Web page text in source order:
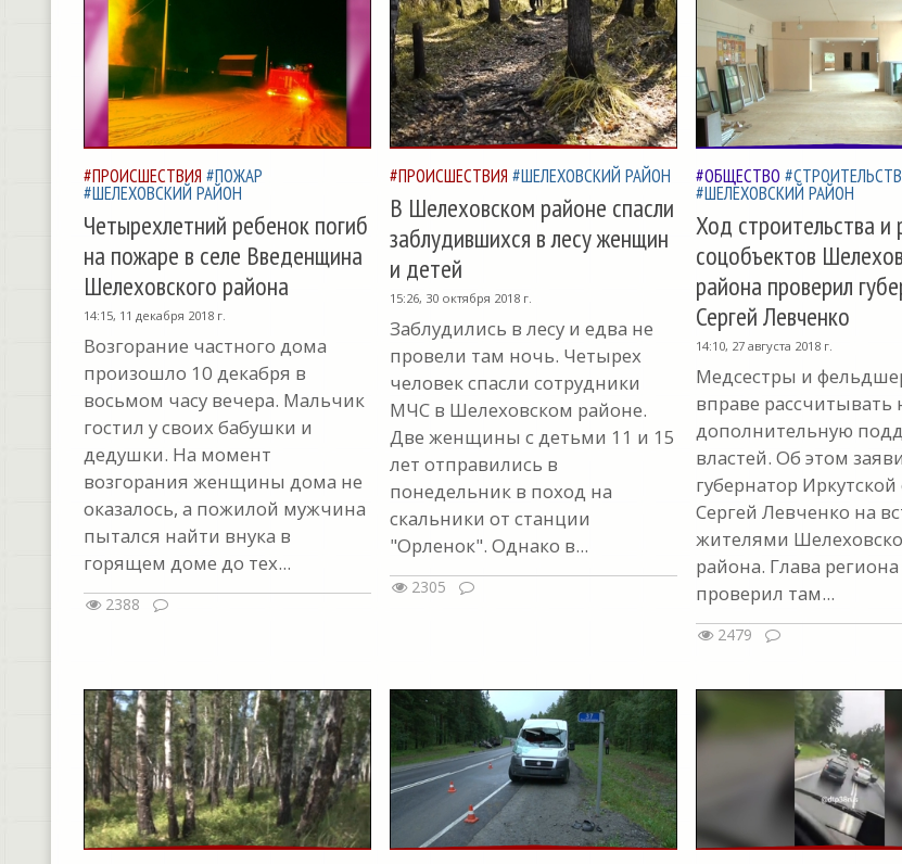
#ПРОИСШЕСТВИЯ #ПОЖАР
#ШЕЛЕХОВСКИЙ РАЙОН
Четырехлетний ребенок погиб
на пожаре в селе Введенщина
Шелеховского района
14:15, 11 декабря 2018 г.
Возгорание частного дома
произошло 10 декабря в
восьмом часу вечера. Мальчик
гостил у своих бабушки и
дедушки. На момент
возгорания женщины дома не
оказалось, а пожилой мужчина
пытался найти внука в
горящем доме до тех...
2388
#ПРОИСШЕСТВИЯ #ШЕЛЕХОВСКИЙ РАЙОН
В Шелеховском районе спасли
заблудившихся в лесу женщин
и детей
15:26, 30 октября 2018 г.
Заблудились в лесу и едва не
провели там ночь. Четырех
человек спасли сотрудники
МЧС в Шелеховском районе.
Две женщины с детьми 11 и 15
лет отправились в
понедельник в поход на
скальники от станции
"Орленок". Однако в...
2305
#ОБЩЕСТВО
#ШЕЛЕХОВСКИЙ РАЙОН
Ход строительства и
соцобъектов
района проверил
Сергей Левченко
14:10, 27 августа 2018 г.
Медсестры и
вправе рассчитывать
дополнительную
властей. Об этом
губернатор Иркутской
Сергей Левченко на
жителями
района. Глава региона
проверил там...
2479